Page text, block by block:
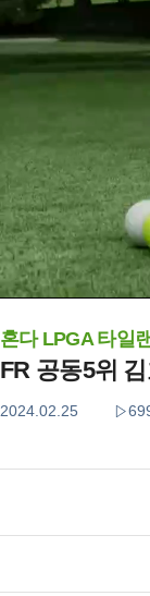
혼다 LPGA 타일
FR 공동5위
2024.02.25